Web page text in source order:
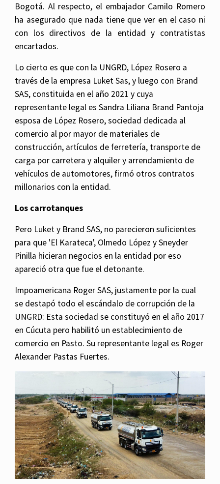
Bogotá. Al respecto, el embajador Camilo Romero
ha asegurado que nada tiene que ver en el caso ni
con los directivos de la entidad y contratistas
encartados.
Lo cierto es que con la UNGRD, López Rosero a
través de la empresa Luket Sas, y luego con Brand
SAS, constituida en el año 2021 y cuya
representante legal es Sandra Liliana Brand Pantoja
esposa de López Rosero, sociedad dedicada al
comercio al por mayor de materiales de
construcción, artículos de ferretería, transporte de
carga por carretera y alquiler y arrendamiento de
vehículos de automotores, firmó otros contratos
millonarios con la entidad.
Los carrotanques
Pero Luket y Brand SAS, no parecieron suficientes
para que 'El Karateca', Olmedo López y Sneyder
Pinilla hicieran negocios en la entidad por eso
apareció otra que fue el detonante.
Impoamericana Roger SAS, justamente por la cual
se destapó todo el escándalo de corrupción de la
UNGRD: Esta sociedad se constituyó en el año 2017
en Cúcuta pero habilitó un establecimiento de
comercio en Pasto. Su representante legal es Roger
Alexander Pastas Fuertes.